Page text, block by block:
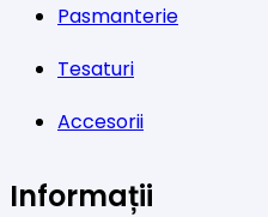
Pasmanterie
Tesaturi
Accesorii
Informații